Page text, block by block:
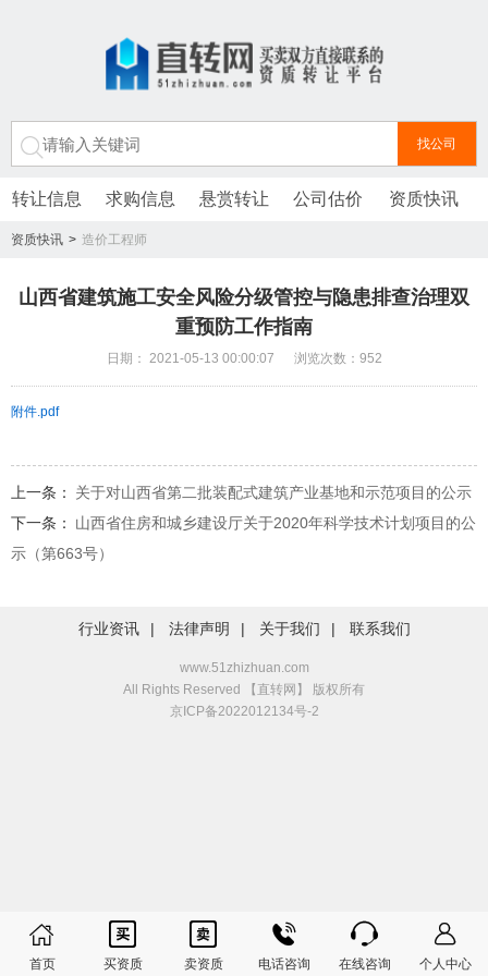
转让信息 求购信息 悬赏转让 公司估价 资质快讯
资质快讯 > 造价工程师
山西省建筑施工安全风险分级管控与隐患排查治理双
重预防工作指南
日期： 2021-05-13 00:00:07 浏览次数：952
附件.pdf
上一条：
关于对山西省第二批装配式建筑产业基地和示范项目的公示
下一条：
山西省住房和城乡建设厅关于2020年科学技术计划项目的公
示（第663号）
行业资讯 | 法律声明 | 关于我们 | 联系我们
www.51zhizhuan.com
All Rights Reserved 【直转网】 版权所有
京ICP备2022012134号-2

首页

买资质

卖资质

电话咨询

在线咨询

个人中心